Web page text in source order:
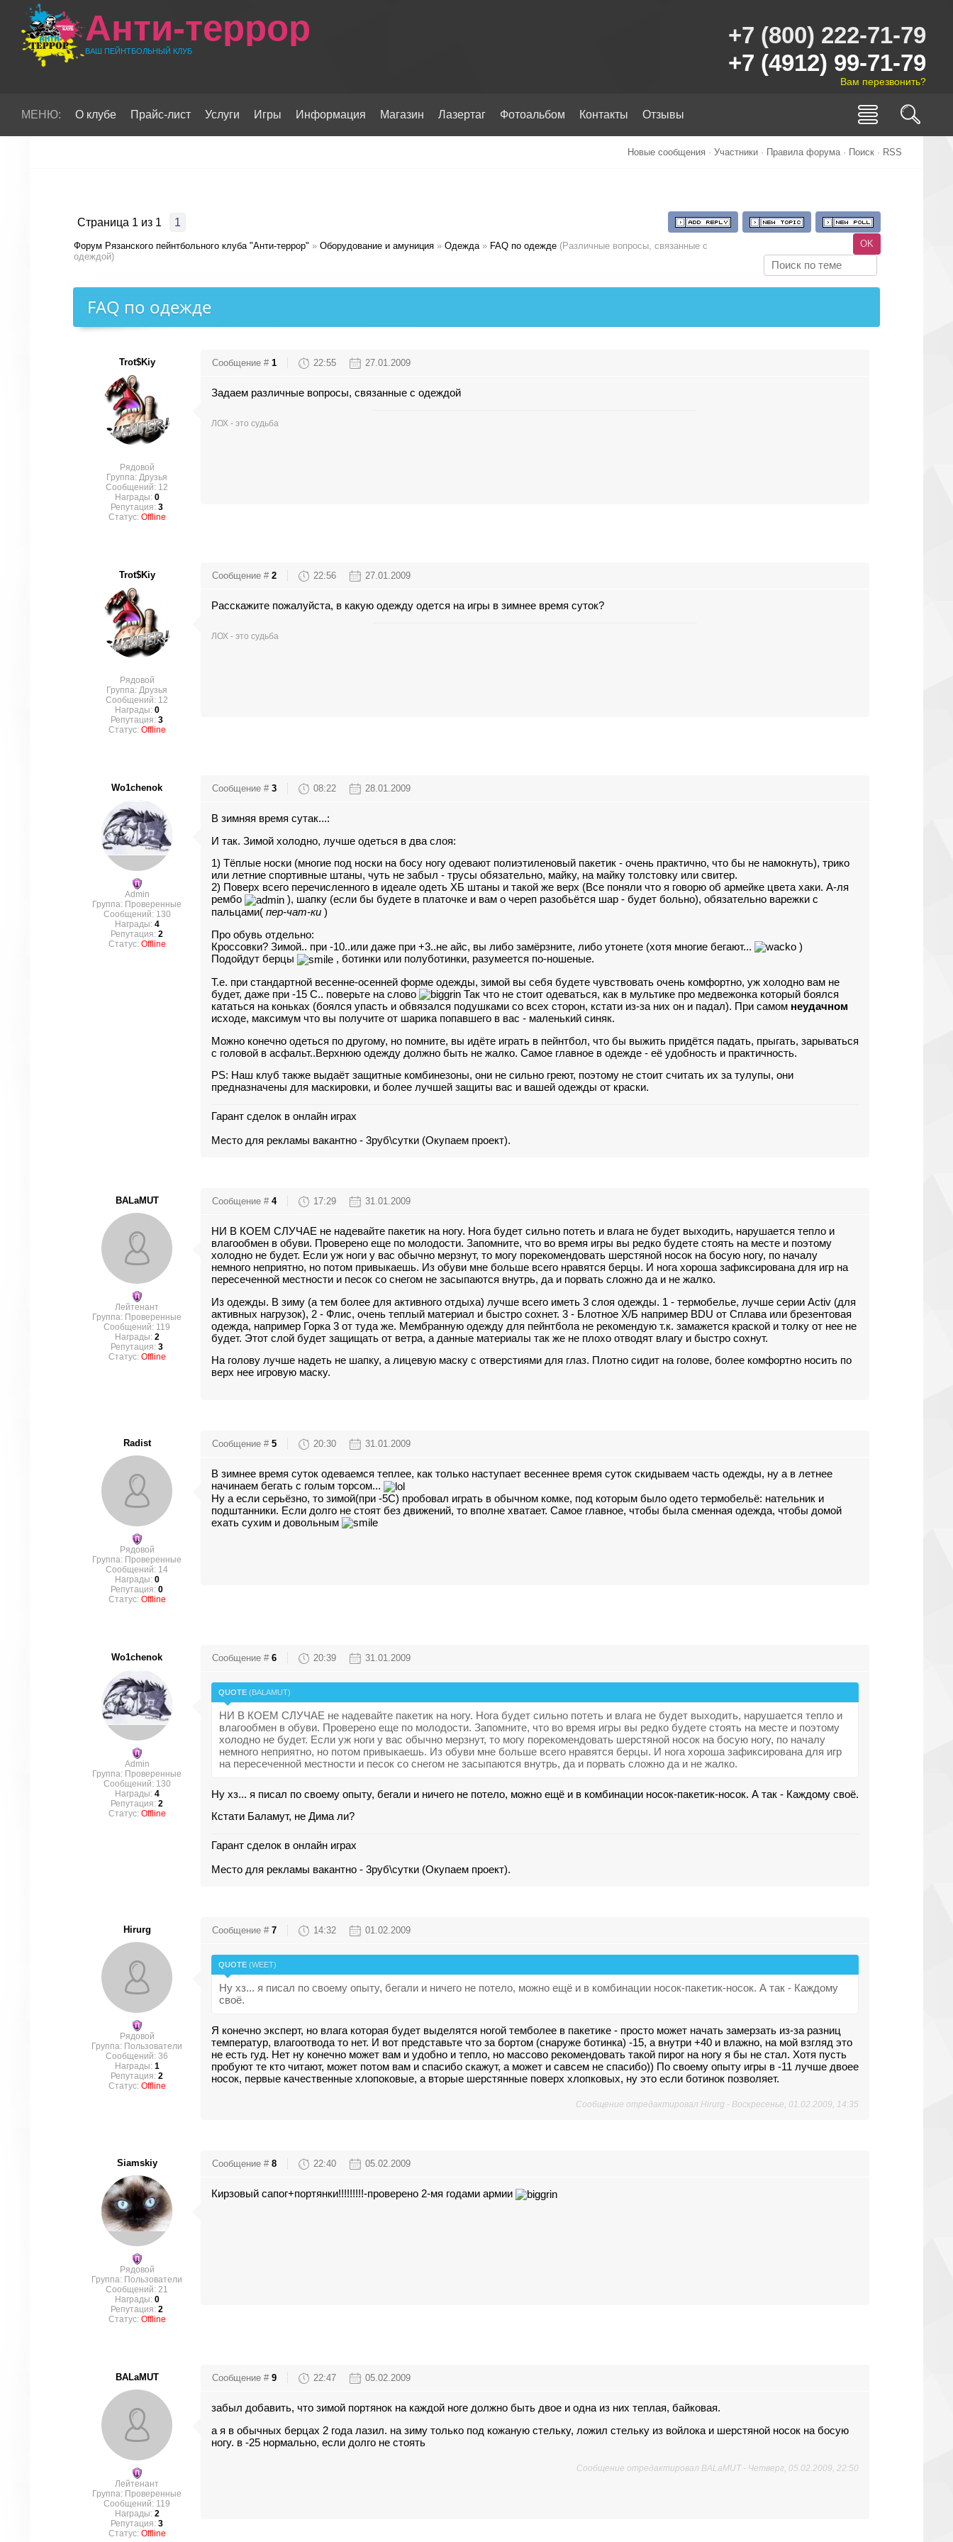
Анти-террор
ВАШ ПЕЙНТБОЛЬНЫЙ КЛУБ
+7 (800) 222-71-79
+7 (4912) 99-71-79
Вам перезвонить?
МЕНЮ: О клубе Прайс-лист Услуги Игры Информация Магазин Лазертаг Фотоальбом Контакты Отзывы
Новые сообщения · Участники · Правила форума· Поиск · RSS
Страница 1 из 1 1
Форум Рязанского пейнтбольного клуба "Анти-террор" » Оборудование и амуниция » Одежда » FAQ по одежде (Различные вопросы, связанные с
одеждой)
FAQ по одежде
Trot$kiy
Рядовой
Группа: Друзья
Сообщений: 12
Награды: 0
Репутация: 3
Статус: Offline
Сообщение # 1 22:55 27.01.2009
Задаем различные вопросы, связанные с одеждой
ЛОХ - это судьба
Trot$kiy
Рядовой
Группа: Друзья
Сообщений: 12
Награды: 0
Репутация: 3
Статус: Offline
Сообщение # 2 22:56 27.01.2009
Расскажите пожалуйста, в какую одежду одется на игры в зимнее время суток?
ЛОХ - это судьба
Wo1chenok
Admin
Группа: Проверенные
Сообщений: 130
Награды: 4
Репутация: 2
Статус: Offline
Сообщение # 3 08:22 28.01.2009
В зимняя время сутак...:
И так. Зимой холодно, лучше одеться в два слоя:
1) Тёплые носки (многие под носки на босу ногу одевают полиэтиленовый пакетик - очень практично, что бы не намокнуть), трико
или летние спортивные штаны, чуть не забыл - трусы обязательно, майку, на майку толстовку или свитер.
2) Поверх всего перечисленного в идеале одеть ХБ штаны и такой же верх (Все поняли что я говорю об армейке цвета хаки. А-ля
рембо
), шапку (если бы будете в платочке и вам о череп разобьётся шар - будет больно), обязательно варежки с
пальцами( пер-чат-ки )
Про обувь отдельно:
Кроссовки? Зимой.. при -10..или даже при +3..не айс, вы либо замёрзните, либо утонете (хотя многие бегают...
)
Подойдут берцы
, ботинки или полуботинки, разумеется по-ношеные.
Т.е. при стандартной весенне-осенней форме одежды, зимой вы себя будете чувствовать очень комфортно, уж холодно вам не
будет, даже при -15 С.. поверьте на слово
Так что не стоит одеваться, как в мультике про медвежонка который боялся
кататься на коньках (боялся упасть и обвязался подушками со всех сторон, кстати из-за них он и падал). При самом неудачном
исходе, максимум что вы получите от шарика попавшего в вас - маленький синяк.
Можно конечно одеться по другому, но помните, вы идёте играть в пейнтбол, что бы выжить придётся падать, прыгать, зарываться
с головой в асфальт..Верхнюю одежду должно быть не жалко. Самое главное в одежде - её удобность и практичность.
PS: Наш клуб также выдаёт защитные комбинезоны, они не сильно греют, поэтому не стоит считать их за тулупы, они
предназначены для маскировки, и более лучшей защиты вас и вашей одежды от краски.
Гарант сделок в онлайн играх
Место для рекламы вакантно - 3руб\сутки (Окупаем проект).
BALaMUT
Лейтенант
Группа: Проверенные
Сообщений: 119
Награды: 2
Репутация: 3
Статус: Offline
Сообщение # 4 17:29 31.01.2009
НИ В КОЕМ СЛУЧАЕ не надевайте пакетик на ногу. Нога будет сильно потеть и влага не будет выходить, нарушается тепло и
влагообмен в обуви. Проверено еще по молодости. Запомните, что во время игры вы редко будете стоять на месте и поэтому
холодно не будет. Если уж ноги у вас обычно мерзнут, то могу порекомендовать шерстяной носок на босую ногу, по началу
немного неприятно, но потом привыкаешь. Из обуви мне больше всего нравятся берцы. И нога хороша зафиксирована для игр на
пересеченной местности и песок со снегом не засыпаются внутрь, да и порвать сложно да и не жалко.
Из одежды. В зиму (а тем более для активного отдыха) лучше всего иметь 3 слоя одежды. 1 - термобелье, лучше серии Activ (для
активных нагрузок), 2 - Флис, очень теплый материал и быстро сохнет. 3 - Блотное Х/Б например BDU от Сплава или брезентовая
одежда, например Горка 3 от туда же. Мембранную одежду для пейнтбола не рекомендую т.к. замажется краской и толку от нее не
будет. Этот слой будет защищать от ветра, а данные материалы так же не плохо отводят влагу и быстро сохнут.
На голову лучше надеть не шапку, а лицевую маску с отверстиями для глаз. Плотно сидит на голове, более комфортно носить по
верх нее игровую маску.
Radist
Рядовой
Группа: Проверенные
Сообщений: 14
Награды: 0
Репутация: 0
Статус: Offline
Сообщение # 5 20:30 31.01.2009
В зимнее время суток одеваемся теплее, как только наступает весеннее время суток скидываем часть одежды, ну а в летнее
начинаем бегать с голым торсом...
Ну а если серьёзно, то зимой(при -5С) пробовал играть в обычном комке, под которым было одето термобельё: нательник и
подштанники. Если долго не стоят без движений, то вполне хватает. Самое главное, чтобы была сменная одежда, чтобы домой
ехать сухим и довольным
Wo1chenok
Admin
Группа: Проверенные
Сообщений: 130
Награды: 4
Репутация: 2
Статус: Offline
Сообщение # 6 20:39 31.01.2009
QUOTE (BALAMUT)
НИ В КОЕМ СЛУЧАЕ не надевайте пакетик на ногу. Нога будет сильно потеть и влага не будет выходить, нарушается тепло и
влагообмен в обуви. Проверено еще по молодости. Запомните, что во время игры вы редко будете стоять на месте и поэтому
холодно не будет. Если уж ноги у вас обычно мерзнут, то могу порекомендовать шерстяной носок на босую ногу, по началу
немного неприятно, но потом привыкаешь. Из обуви мне больше всего нравятся берцы. И нога хороша зафиксирована для игр
на пересеченной местности и песок со снегом не засыпаются внутрь, да и порвать сложно да и не жалко.
Ну хз... я писал по своему опыту, бегали и ничего не потело, можно ещё и в комбинации носок-пакетик-носок. А так - Каждому своё.
Кстати Баламут, не Дима ли?
Гарант сделок в онлайн играх
Место для рекламы вакантно - 3руб\сутки (Окупаем проект).
Hirurg
Рядовой
Группа: Пользователи
Сообщений: 36
Награды: 1
Репутация: 2
Статус: Offline
Сообщение # 7 14:32 01.02.2009
QUOTE (WEET)
Ну хз... я писал по своему опыту, бегали и ничего не потело, можно ещё и в комбинации носок-пакетик-носок. А так - Каждому
своё.
Я конечно эксперт, но влага которая будет выделятся ногой темболее в пакетике - просто может начать замерзать из-за разниц
температур, влагоотвода то нет. И вот представьте что за бортом (снаруже ботинка) -15, а внутри +40 и влажно, на мой взгляд это
не есть гуд. Нет ну конечно может вам и удобно и тепло, но массово рекомендовать такой пирог на ногу я бы не стал. Хотя пусть
пробуют те кто читают, может потом вам и спасибо скажут, а может и савсем не спасибо)) По своему опыту игры в -11 лучше двоее
носок, первые качественные хлопоковые, а вторые шерстянные поверх хлопковых, ну это если ботинок позволяет.
Сообщение отредактировал Hirurg - Воскресенье, 01.02.2009, 14:35
Siamskiy
Рядовой
Группа: Пользователи
Сообщений: 21
Награды: 0
Репутация: 2
Статус: Offline
Сообщение # 8 22:40 05.02.2009
Кирзовый сапог+портянки!!!!!!!!!-проверено 2-мя годами армии
BALaMUT
Лейтенант
Группа: Проверенные
Сообщений: 119
Награды: 2
Репутация: 3
Статус: Offline
Сообщение # 9 22:47 05.02.2009
забыл добавить, что зимой портянок на каждой ноге должно быть двое и одна из них теплая, байковая.
а я в обычных берцах 2 года лазил. на зиму только под кожаную стельку, ложил стельку из войлока и шерстяной носок на босую
ногу. в -25 нормально, если долго не стоять
Сообщение отредактировал BALaMUT- Четверг, 05.02.2009, 22:50